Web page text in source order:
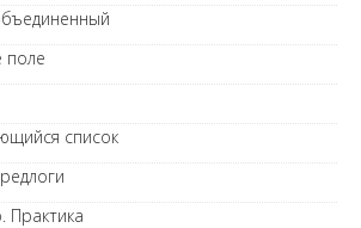
поле
список
Практика